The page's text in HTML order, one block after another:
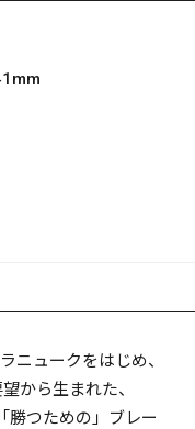
ニュークをはじめ、
から生まれた、
勝つための」ブレー